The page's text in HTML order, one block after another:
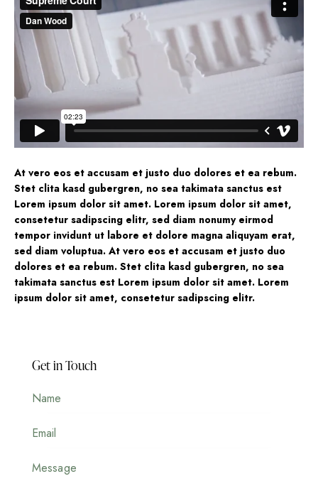
At vero eos et accusam et justo duo dolores et ea rebum.
Stet clita kasd gubergren, no sea takimata sanctus est
Lorem ipsum dolor sit amet. Lorem ipsum dolor sit amet,
consetetur sadipscing elitr, sed diam nonumy eirmod
tempor invidunt ut labore et dolore magna aliquyam erat,
sed diam voluptua. At vero eos et accusam et justo duo
dolores et ea rebum. Stet clita kasd gubergren, no sea
takimata sanctus est Lorem ipsum dolor sit amet. Lorem
ipsum dolor sit amet, consetetur sadipscing elitr.
Get in Touch